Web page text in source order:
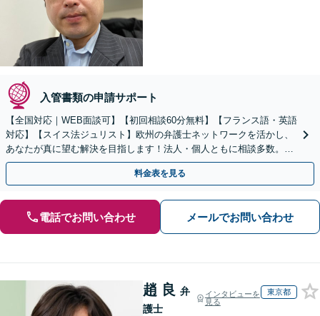
入管書類の申請サポート
【全国対応｜WEB面談可】【初回相談60分無料】【フランス語・英語
対応】【スイス法ジュリスト】欧州の弁護士ネットワークを活かし、
あなたが真に望む解決を目指します！法人・個人ともに相談多数。細
やかな連絡と粘り強い交渉を徹底【休日・夜間相談可】
料金表を見る
電話でお問い合わせ メールでお問い合わせ
趙 良 弁
護士
インタビューを
見る
東京都